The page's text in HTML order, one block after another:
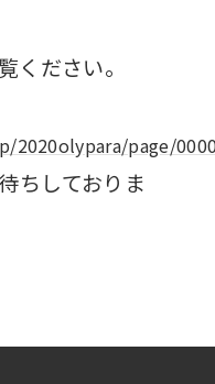
ください。
2020olypara/page/
ちしておりま